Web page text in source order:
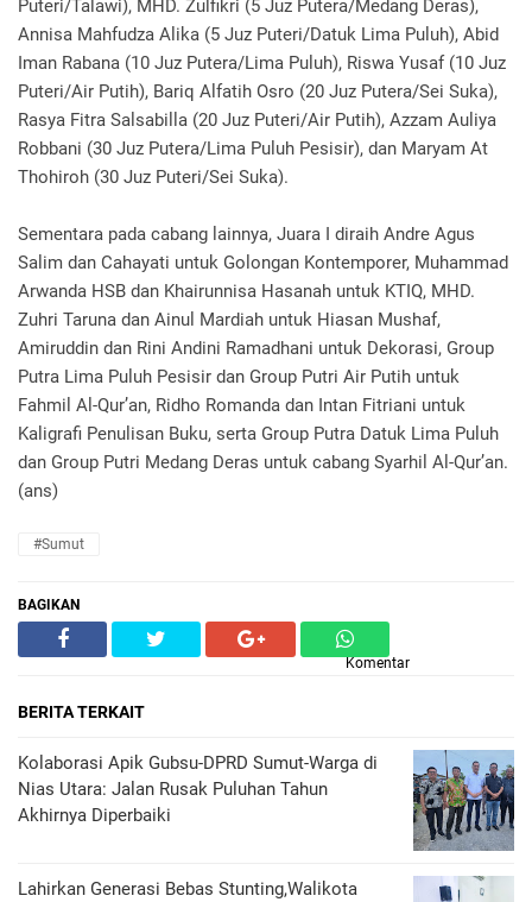
Puteri/Talawi), MHD. Zulfikri (5 Juz Putera/Medang Deras),
Annisa Mahfudza Alika (5 Juz Puteri/Datuk Lima Puluh), Abid
Iman Rabana (10 Juz Putera/Lima Puluh), Riswa Yusaf (10 Juz
Puteri/Air Putih), Bariq Alfatih Osro (20 Juz Putera/Sei Suka),
Rasya Fitra Salsabilla (20 Juz Puteri/Air Putih), Azzam Auliya
Robbani (30 Juz Putera/Lima Puluh Pesisir), dan Maryam At
Thohiroh (30 Juz Puteri/Sei Suka).
Sementara pada cabang lainnya, Juara I diraih Andre Agus
Salim dan Cahayati untuk Golongan Kontemporer, Muhammad
Arwanda HSB dan Khairunnisa Hasanah untuk KTIQ, MHD.
Zuhri Taruna dan Ainul Mardiah untuk Hiasan Mushaf,
Amiruddin dan Rini Andini Ramadhani untuk Dekorasi, Group
Putra Lima Puluh Pesisir dan Group Putri Air Putih untuk
Fahmil Al-Qur’an, Ridho Romanda dan Intan Fitriani untuk
Kaligrafi Penulisan Buku, serta Group Putra Datuk Lima Puluh
dan Group Putri Medang Deras untuk cabang Syarhil Al-Qur’an.
(ans)
#Sumut
BAGIKAN
Komentar
BERITA TERKAIT
Kolaborasi Apik Gubsu-DPRD Sumut-Warga di
Nias Utara: Jalan Rusak Puluhan Tahun
Akhirnya Diperbaiki
Lahirkan Generasi Bebas Stunting,Walikota